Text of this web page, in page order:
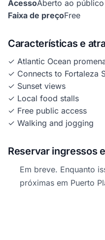
AcessoAberto ao público
Faixa de preçoFree
Características e
✓ Atlantic Ocean
✓ Connects to Fortaleza
✓ Sunset views
✓ Local food stalls
✓ Free public access
✓ Walking and jogging
Reservar ingressos
Em breve. Enquanto
próximas em Puerto